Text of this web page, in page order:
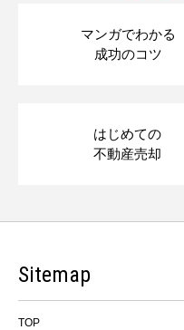
マンガでわかる
成功のコツ
はじめての
不動産売却
Sitemap
TOP